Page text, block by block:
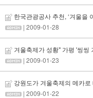
한국관광공사 추천, ‘겨울을
| 2009-01-28
겨울축제가 성황" 가평 '씽씽
| 2009-01-23
강원도가 겨울축제의 메카
| 2009-01-22